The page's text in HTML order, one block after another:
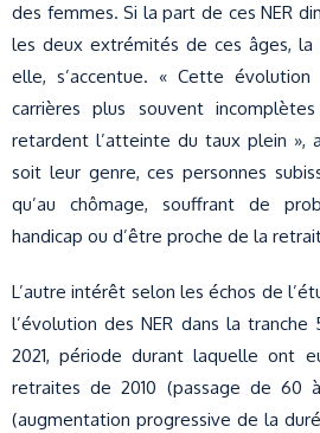
des femmes. Si la part de ces NER
les deux extrémités de ces âges, la
elle, s’accentue. « Cette
carrières plus souvent
retardent l’atteinte du taux plein »,
soit leur genre, ces personnes
qu’au chômage, souffrant de
handicap ou d’être proche de la
L’autre intérêt selon les échos de
l’évolution des NER dans la
2021, période durant laquelle ont
retraites de 2010 (passage de 60
(augmentation progressive de la